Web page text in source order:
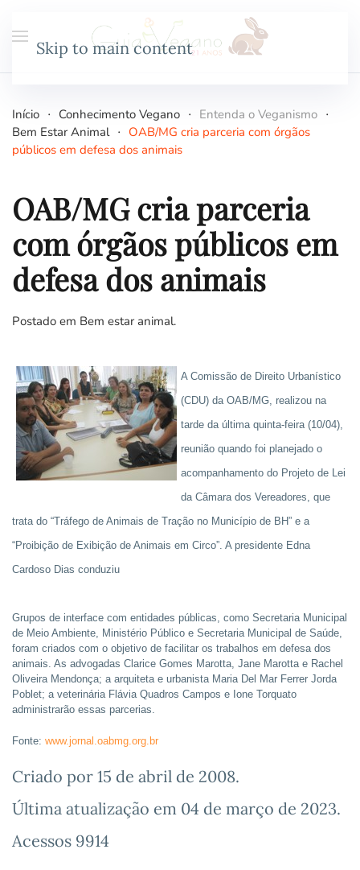
Skip to main content
Início Conhecimento Vegano
Entenda o Veganismo
Bem Estar Animal
OAB/MG cria parceria com órgãos
públicos em defesa dos animais
OAB/MG cria parceria
com órgãos públicos em
defesa dos animais
Postado em Bem estar animal.
A Comissão de Direito Urbanístico
(CDU) da OAB/MG, realizou na
tarde da última quinta-feira (10/04),
reunião quando foi planejado o
acompanhamento do Projeto de Lei
da Câmara dos Vereadores, que
trata do “Tráfego de Animais de Tração no Município de BH” e a
“Proibição de Exibição de Animais em Circo”. A presidente Edna
Cardoso Dias conduziu
Grupos de interface com entidades públicas, como Secretaria Municipal
de Meio Ambiente, Ministério Público e Secretaria Municipal de Saúde,
foram criados com o objetivo de facilitar os trabalhos em defesa dos
animais. As advogadas Clarice Gomes Marotta, Jane Marotta e Rachel
Oliveira Mendonça; a arquiteta e urbanista Maria Del Mar Ferrer Jorda
Poblet; a veterinária Flávia Quadros Campos e Ione Torquato
administrarão essas parcerias.
Fonte: www.jornal.oabmg.org.br
Criado por 15 de abril de 2008.
Última atualização em 04 de março de 2023.
Acessos 9914